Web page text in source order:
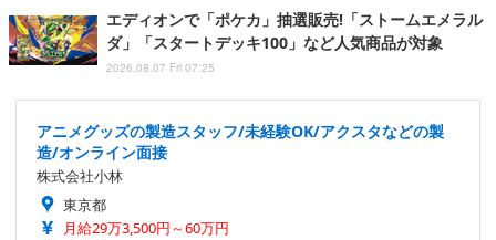
エディオンで「ポケカ」抽選販売!「ストームエメラル
ダ」「スタートデッキ100」など人気商品が対象
2026.08.07 Fri 07:25
アニメグッズの製造スタッフ/未経験OK/アクスタなどの製
造/オンライン面接
株式会社小林
東京都
月給29万3,500円～60万円